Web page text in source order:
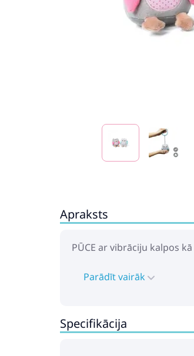
Apraksts
PŪCE ar vibrāciju kalpos
Parādīt vairāk
Specifikācija